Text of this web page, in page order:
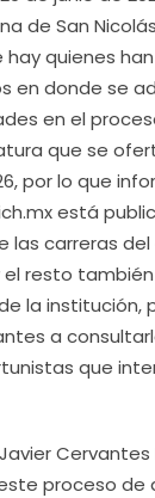
de San
hay quienes
en donde se
en el
que se
por lo que
está
las carreras
el resto
la institución,
a
que
Cervantes
proceso de